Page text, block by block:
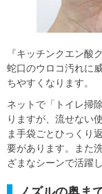
『キッチンクエン酸
蛇口のウロコ汚れに
ちやすくなります。
ネットで「トイレ掃
りますが、流せない
ま手袋ごとひっくり
要があります。また
ざまなシーンで活躍